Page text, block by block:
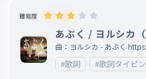
難易度
あぶく / ヨルシカ（
曲：ヨルシカ - あぶく
=OHAjc-ayhus 「あぁ」な
」は入力しなくていいで
にしました。
#歌詞 #歌詞タイピ